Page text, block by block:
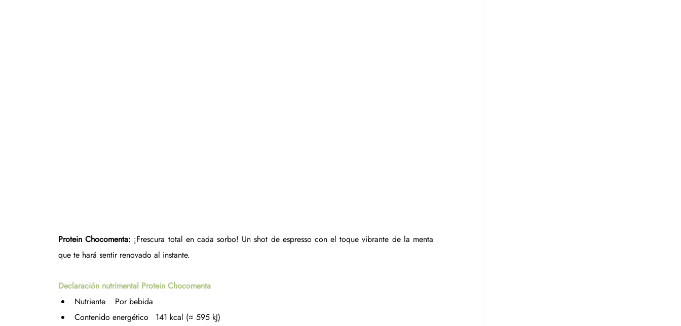
Protein Chocomenta: ¡Frescura total en cada sorbo! Un shot de espresso con el toque vibrante de la menta
que te hará sentir renovado al instante.
Declaración nutrimental Protein Chocomenta
Nutriente	Por bebida
Contenido energético	141 kcal (≈ 595 kJ)